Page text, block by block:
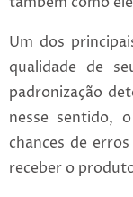
Um dos
qualidade de
padronização
nesse sentido,
chances de
receber o